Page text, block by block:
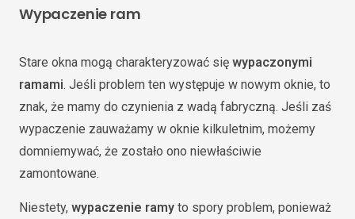
Wypaczenie ram
Stare okna mogą charakteryzować się wypaczonymi
ramami. Jeśli problem ten występuje w nowym oknie, to
znak, że mamy do czynienia z wadą fabryczną. Jeśli zaś
wypaczenie zauważamy w oknie kilkuletnim, możemy
domniemywać, że zostało ono niewłaściwie
zamontowane.
Niestety, wypaczenie ramy to spory problem, ponieważ